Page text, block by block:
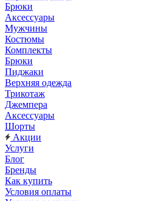
Брюки
Аксессуары
Мужчины
Костюмы
Комплекты
Брюки
Пиджаки
Верхняя одежда
Трикотаж
Джемпера
Аксессуары
Шорты
Акции
Услуги
Блог
Бренды
Как купить
Условия оплаты